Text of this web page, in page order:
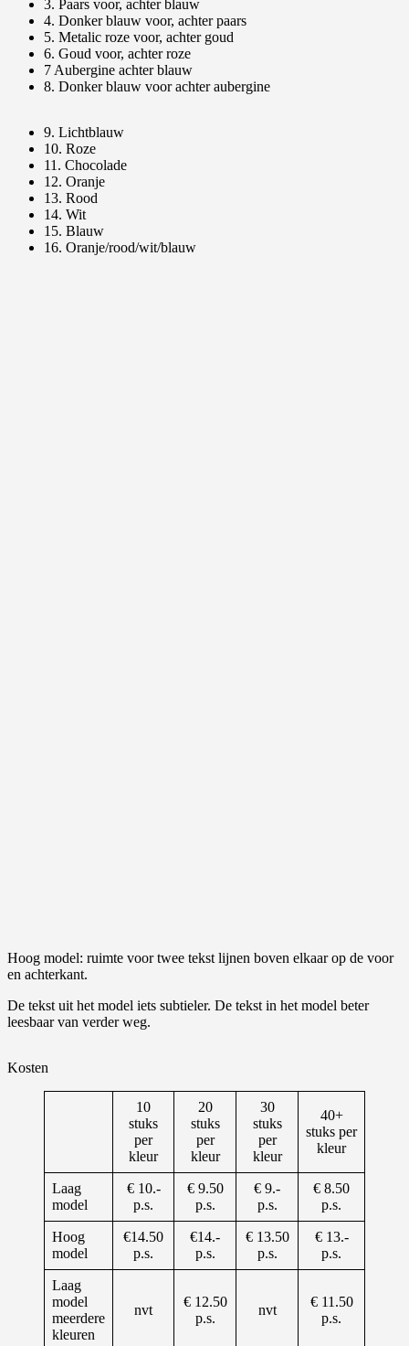
3. Paars voor, achter blauw
4. Donker blauw voor, achter paars
5. Metalic roze voor, achter goud
6. Goud voor, achter roze
7 Aubergine achter blauw
8. Donker blauw voor achter aubergine
9. Lichtblauw
10. Roze
11. Chocolade
12. Oranje
13. Rood
14. Wit
15. Blauw
16. Oranje/rood/wit/blauw
Hoog model: ruimte voor twee tekst lijnen boven elkaar op de voor
en achterkant.
De tekst uit het model iets subtieler. De tekst in het model beter
leesbaar van verder weg.
Kosten
10
stuks
per
kleur
20
stuks
per
kleur
30
stuks
per
kleur
40+
stuks per
kleur
Laag
model
€ 10.-
p.s.
€ 9.50
p.s.
€ 9.-
p.s.
€ 8.50
p.s.
Hoog
model
€14.50
p.s.
€14.-
p.s.
€ 13.50
p.s.
€ 13.-
p.s.
Laag
model
meerdere
kleuren
nvt
€ 12.50
p.s.
nvt
€ 11.50
p.s.